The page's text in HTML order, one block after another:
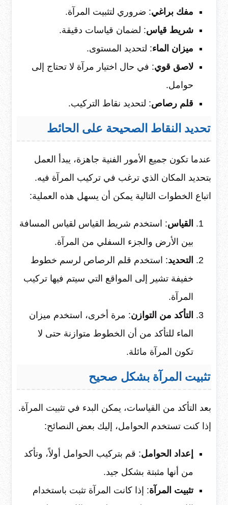
مفك براغي: ضروري لتثبيت المرآة.
شريط قياس: لضمان قياسات دقيقة.
ميزان الماء: لتحديد المستوى.
لاصق قوي: في حال اختيار مرآة لا تحتاج إلى
حوامل.
قلم رصاص: لتحديد نقاط التركيب.
تحديد النقاط الصحيحة على الحائط
عندما تكون جميع الأمور الفنية جاهزة، يبدأ العمل
بتحديد المكان الذي ترغب في تركيب المرآة فيه.
اتباع الخطوات التالية يمكن أن يسهل هذه العملية:
القياس: استخدم شريط القياس لقياس المسافة
بين الأرض والجزء السفلي من المرآة.
التحديد: استخدم قلم الرصاص لرسم خطوط
خفيفة تشير إلى المواقع التي سيتم فيها تركيب
المرآة.
التأكد من التوازن: مرة أخرى، استخدم ميزان
الماء للتأكد من أن الخطوط متوازنة حتى لا
تكون المرآة مائلة.
تثبيت المرآة بشكل صحيح
بعد التأكد من القياسات، يمكن البدء في تثبيت المرآة.
إذا كنت تستخدم الحوامل، إليك بعض النصائح:
إعداد الحوامل: قم بتركيب الحوامل أولاً، وتأكد
من أنها مثبتة بشكل جيد.
تثبيت المرآة: إذا كانت المرآة تثبت باستخدام